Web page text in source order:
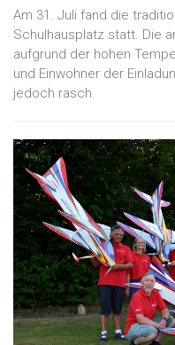
Am 31. Juli fand die
Schulhausplatz statt. Die
aufgrund der hohen
und Einwohner der
jedoch rasch.